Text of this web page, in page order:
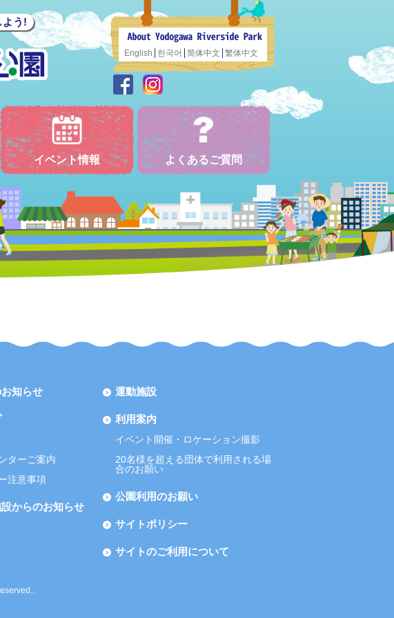
よう!
English 한국어 简体中文 繁体中文
イベント情報 よくあるご質問
知らせ
ターご案内
注意事項
からのお知らせ
運動施設
利用案内
イベント開催・ロケーション撮影
20名様を超える団体で利用される場
合のお願い
公園利用のお願い
サイトポリシー
サイトのご利用について